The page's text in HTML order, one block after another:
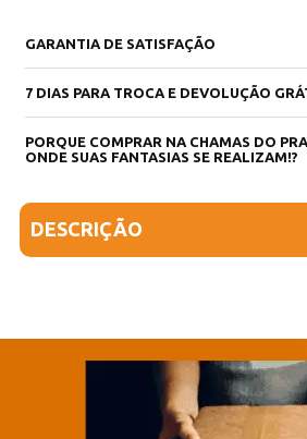
GARANTIA DE SATISFAÇÃO
7 DIAS PARA TROCA E DEVOLUÇÃO
PORQUE COMPRAR NA CHAMAS DO
ONDE SUAS FANTASIAS SE REALIZAM!?
DESCRIÇÃO